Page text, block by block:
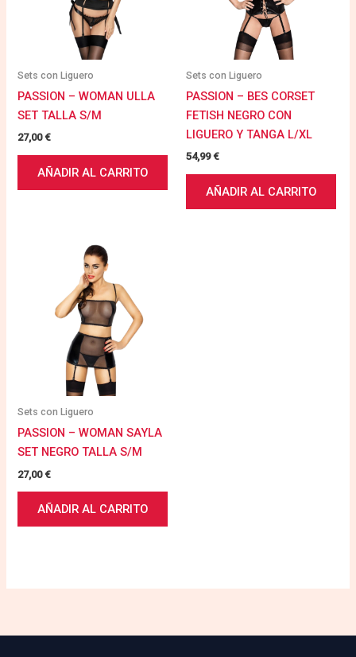
Sets con Liguero
PASSION – WOMAN ULLA
SET TALLA S/M
27,00€
AÑADIR AL CARRITO
Sets con Liguero
PASSION – BES CORSET
FETISH NEGRO CON
LIGUERO Y TANGA L/XL
54,99€
AÑADIR AL CARRITO
Sets con Liguero
PASSION – WOMAN SAYLA
SET NEGRO TALLA S/M
27,00€
AÑADIR AL CARRITO